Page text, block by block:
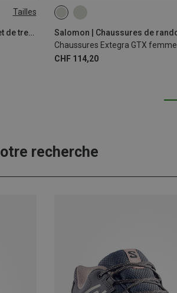
Tailles
Salomon | Chaussures de randonnée et de trekking
Chaussures Extegra GTX femme
CHF 114,20
37 38
recherche